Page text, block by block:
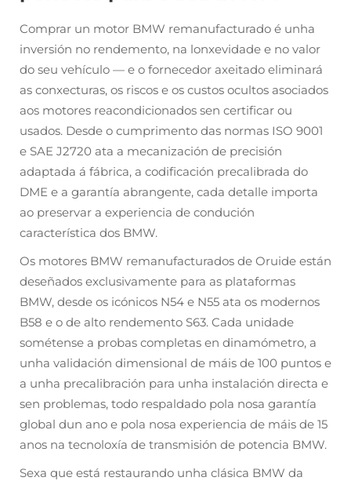
Comprar un motor BMW remanufacturado é unha
inversión no rendemento, na lonxevidade e no valor
do seu vehículo — e o fornecedor axeitado eliminará
as conxecturas, os riscos e os custos ocultos asociados
aos motores reacondicionados sen certificar ou
usados. Desde o cumprimento das normas ISO 9001
e SAE J2720 ata a mecanización de precisión
adaptada á fábrica, a codificación precalibrada do
DME e a garantía abrangente, cada detalle importa
ao preservar a experiencia de condución
característica dos BMW.
Os motores BMW remanufacturados de Oruide están
deseñados exclusivamente para as plataformas
BMW, desde os icónicos N54 e N55 ata os modernos
B58 e o de alto rendemento S63. Cada unidade
sométense a probas completas en dinamómetro, a
unha validación dimensional de máis de 100 puntos e
a unha precalibración para unha instalación directa e
sen problemas, todo respaldado pola nosa garantía
global dun ano e pola nosa experiencia de máis de 15
anos na tecnoloxía de transmisión de potencia BMW.
Sexa que está restaurando unha clásica BMW da